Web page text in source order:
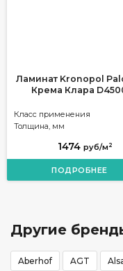
Ламинат Kronopol
Крема Клара
Класс применения
Толщина, мм
1474 руб/м 2
ПОДРОБНЕЕ
Другие
Aberhof AGT